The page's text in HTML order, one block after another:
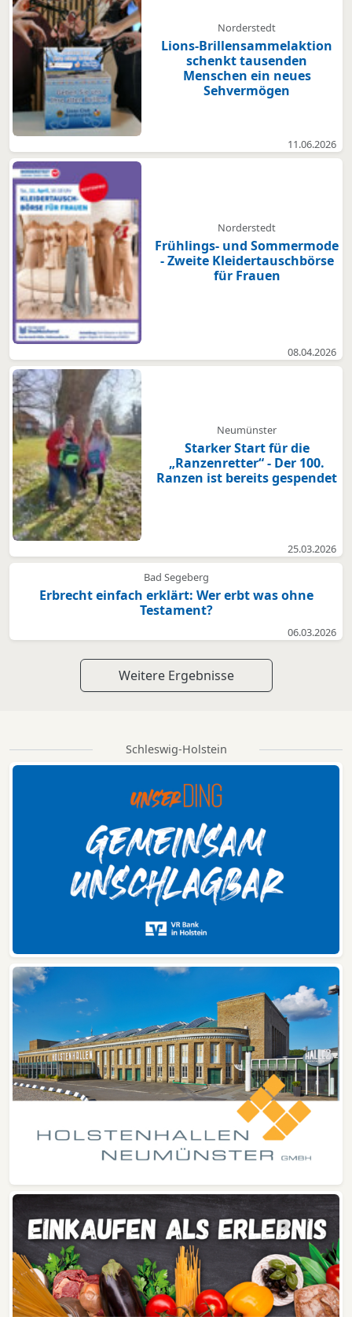
Norderstedt
Lions-Brillensammelaktion
schenkt tausenden
Menschen ein neues
Sehvermögen
11.06.2026
Norderstedt
Frühlings- und Sommermode
- Zweite Kleidertauschbörse
für Frauen
08.04.2026
Neumünster
Starker Start für die
„Ranzenretter“ - Der 100.
Ranzen ist bereits gespendet
25.03.2026
Bad Segeberg
Erbrecht einfach erklärt: Wer erbt was ohne
Testament?
06.03.2026
Weitere Ergebnisse
Schleswig-Holstein